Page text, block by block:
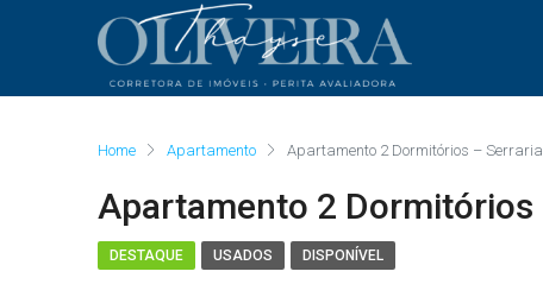
Home Apartamento Apartamento 2 Dormitórios –
Apartamento 2 Dormitórios
DESTAQUE USADOS DISPONÍVEL